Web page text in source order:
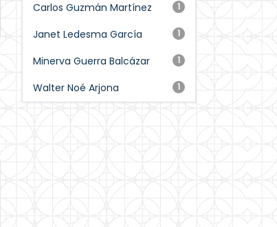
1
Carlos Guzmán Martínez
1
Janet Ledesma García
1
Minerva Guerra Balcázar
1
Walter Noé Arjona